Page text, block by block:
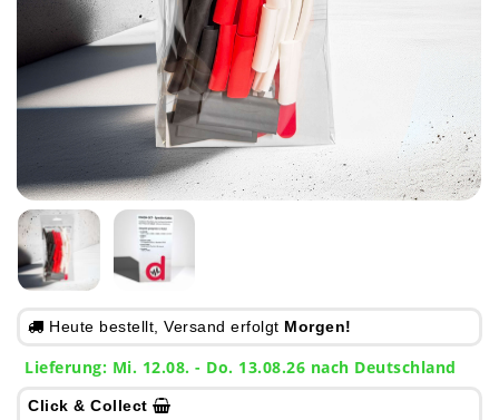
Heute bestellt, Versand erfolgt Morgen!
Lieferung: Mi. 12.08. - Do. 13.08.26 nach Deutschland
Click & Collect